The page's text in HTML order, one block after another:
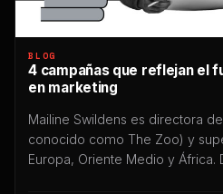
BLOG
4 campañas que reflejan el
en marketing
Mailine Swildens es directora
conocido como The Zoo) y
Europa, Oriente Medio y África.